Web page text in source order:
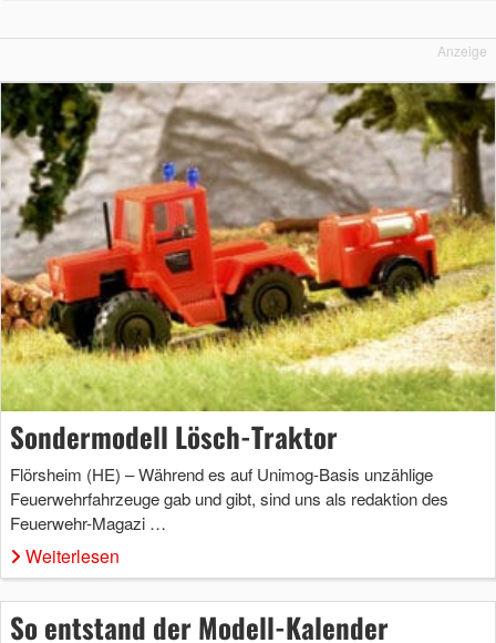
Anzeige
Sondermodell Lösch-Traktor
Flörsheim (HE) – Während es auf Unimog-Basis unzählige
Feuerwehrfahrzeuge gab und gibt, sind uns als redaktion des
Feuerwehr-Magazi …
Weiterlesen
So entstand der Modell-Kalender